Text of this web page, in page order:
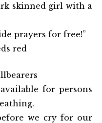
skinned girl with a
prayers for free!”
red
for persons
we cry for our